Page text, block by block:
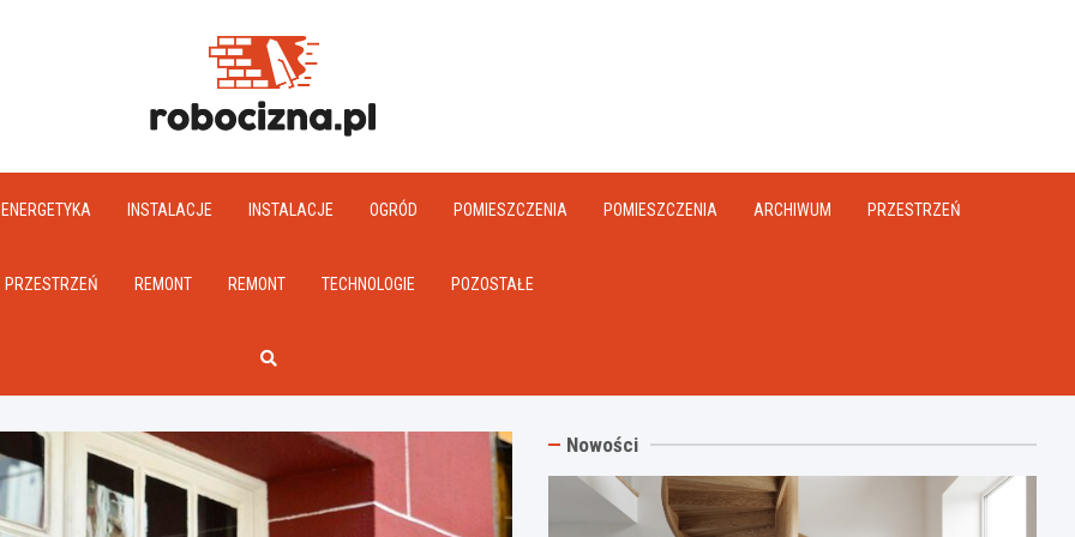
ENERGETYKA INSTALACJE INSTALACJE OGRÓD POMIESZCZENIA POMIESZCZENIA ARCHIWUM PRZESTRZEŃ
PRZESTRZEŃ REMONT REMONT TECHNOLOGIE POZOSTAŁE
Nowości